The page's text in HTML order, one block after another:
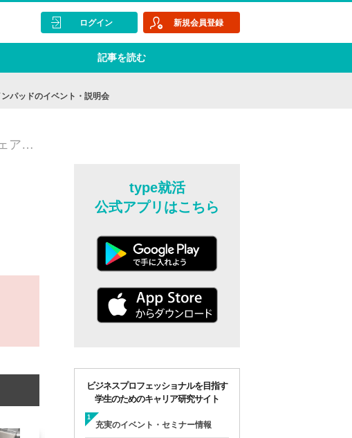
記事を読む
ログイン 新規会員登録
パッドのイベント・説明会
ア・
type就活
公式アプリはこちら
ビジネスプロフェッショナルを目指す
学生のためのキャリア研究サイト
充実のイベント・セミナー情報